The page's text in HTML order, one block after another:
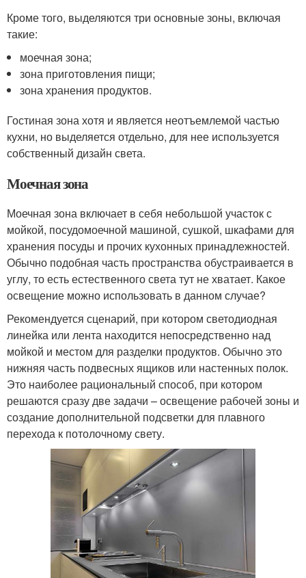
Кроме того, выделяются три основные зоны, включая
такие:
моечная зона;
зона приготовления пищи;
зона хранения продуктов.
Гостиная зона хотя и является неотъемлемой частью
кухни, но выделяется отдельно, для нее используется
собственный дизайн света.
Моечная зона
Моечная зона включает в себя небольшой участок с
мойкой, посудомоечной машиной, сушкой, шкафами для
хранения посуды и прочих кухонных принадлежностей.
Обычно подобная часть пространства обустраивается в
углу, то есть естественного света тут не хватает. Какое
освещение можно использовать в данном случае?
Рекомендуется сценарий, при котором светодиодная
линейка или лента находится непосредственно над
мойкой и местом для разделки продуктов. Обычно это
нижняя часть подвесных ящиков или настенных полок.
Это наиболее рациональный способ, при котором
решаются сразу две задачи – освещение рабочей зоны и
создание дополнительной подсветки для плавного
перехода к потолочному свету.